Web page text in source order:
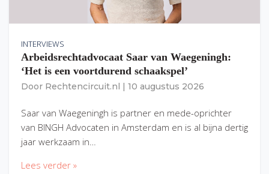
INTERVIEWS
Arbeidsrechtadvocaat Saar van Waegeningh:
‘Het is een voortdurend schaakspel’
Door Rechtencircuit.nl 10 augustus 2026
Saar van Waegeningh is partner en mede-oprichter
van BINGH Advocaten in Amsterdam en is al bijna dertig
jaar werkzaam in…
Lees verder »